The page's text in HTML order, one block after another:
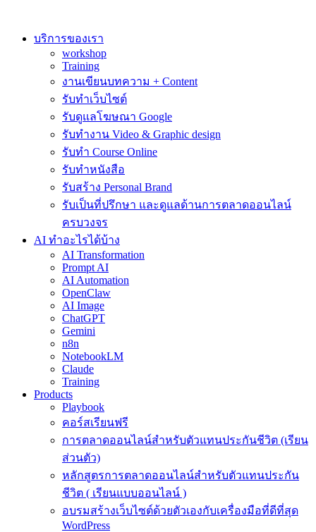
contentบริการของเรา
workshop
Training
งานเขียนบทความ + Content
รับทำเว็บไซต์
รับดูแลโฆษณา Google
รับทำงาน Video & Graphic design
รับทำ Course Online
รับทำหนังสือ
รับสร้าง Personal Brand
รับเป็นที่ปรึกษา และดูแลด้านการตลาดออนไลน์
ครบวงจร
AI ทำอะไรได้บ้าง
AI Transformation
Prompt AI
AI Automation
OpenClaw
AI Image
ChatGPT
Gemini
n8n
NotebookLM
Claude
Training
Products
Playbook
คอร์สเรียนฟรี
การตลาดออนไลน์สำหรับตัวแทนประกันชีวิต (เรียน
ส่วนตัว)
หลักสูตรการตลาดออนไลน์สำหรับตัวแทนประกัน
ชีวิต ( เรียนแบบออนไลน์ )
อบรมสร้างเว็บไซต์ด้วยตัวเองกับเครื่องมือที่ดีที่สุด
WordPress